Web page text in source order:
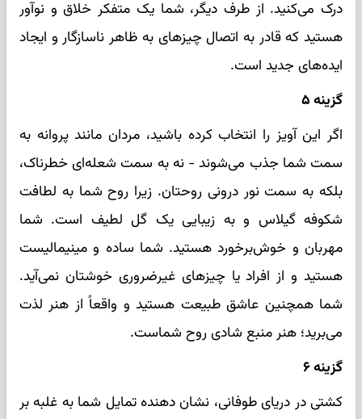
درک می‌کنید. از طرف دیگر، شما یک متفکر خلاق و نوآور
هستید که قادر به اتصال چیزهای به ظاهر ناسازگار و ایجاد
ایده‌های جدید است.
گزینه ۵
اگر این آویز را انتخاب کرده باشید، مردان مانند پروانه به
سمت شما جذب می‌شوند - نه به سمت شعله‌ای خطرناک،
بلکه به سمت نور درونی روحتان. زیرا روح شما به لطافت
شکوفه گیلاس و به زیبایی یک گل لطیف است. شما
مهربان و خوش‌برخورد هستید. شما ساده و مینیمالیست
هستید و از افراد یا چیزهای غیرضروری خوشتان نمی‌آید.
شما همچنین عاشق طبیعت هستید و واقعاً از هنر لذت
می‌برید؛ هنر منبع شادی روح شماست.
گزینه ۶
کشتی در دریای طوفانی، نشان دهنده تمایل شما به غلبه بر